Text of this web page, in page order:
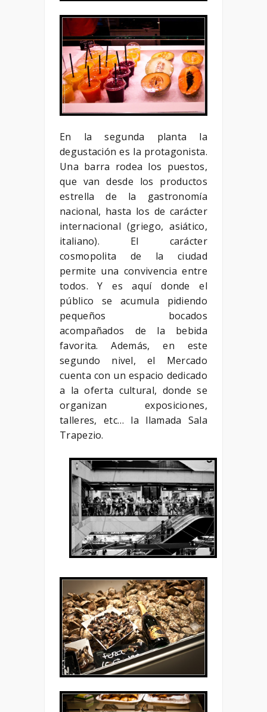
En la segunda planta la
degustación es la protagonista.
Una barra rodea los puestos,
que van desde los productos
estrella de la gastronomía
nacional, hasta los de carácter
internacional (griego, asiático,
italiano). El carácter
cosmopolita de la ciudad
permite una convivencia entre
todos. Y es aquí donde el
público se acumula pidiendo
pequeños bocados
acompañados de la bebida
favorita. Además, en este
segundo nivel, el Mercado
cuenta con un espacio dedicado
a la oferta cultural, donde se
organizan exposiciones,
talleres, etc… la llamada Sala
Trapezio.